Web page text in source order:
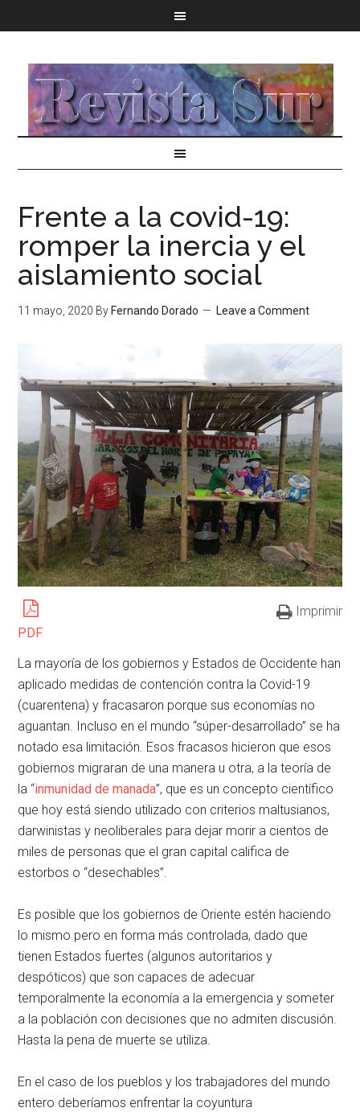
Frente a la covid-19:
romper la inercia y el
aislamiento social
11 mayo, 2020 By Fernando Dorado Leave a Comment
PDF
Imprimir
La mayoría de los gobiernos y Estados de Occidente han
aplicado medidas de contención contra la Covid-19
(cuarentena) y fracasaron porque sus economías no
aguantan. Incluso en el mundo “súper-desarrollado” se ha
notado esa limitación. Esos fracasos hicieron que esos
gobiernos migraran de una manera u otra, a la teoría de
la “inmunidad de manada”, que es un concepto científico
que hoy está siendo utilizado con criterios maltusianos,
darwinistas y neoliberales para dejar morir a cientos de
miles de personas que el gran capital califica de
estorbos o “desechables”.
Es posible que los gobiernos de Oriente estén haciendo
lo mismo pero en forma más controlada, dado que
tienen Estados fuertes (algunos autoritarios y
despóticos) que son capaces de adecuar
temporalmente la economía a la emergencia y someter
a la población con decisiones que no admiten discusión.
Hasta la pena de muerte se utiliza.
En el caso de los pueblos y los trabajadores del mundo
entero deberíamos enfrentar la coyuntura